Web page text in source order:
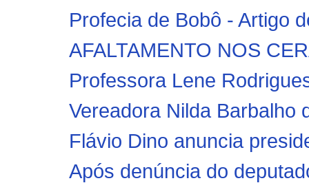
Profecia de Bobô - Artigo
Professora Lene
Vereadora Nilda Barbalho
Flávio Dino anuncia
Após denúncia do